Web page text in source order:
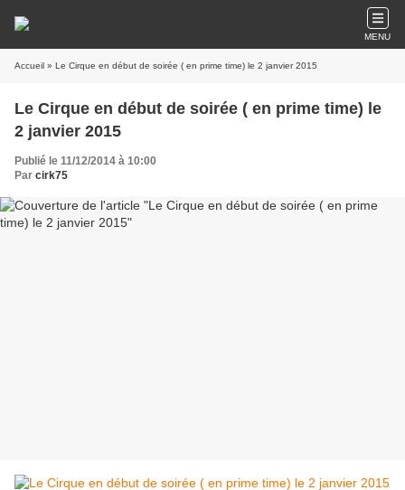
MENU
Accueil » Le Cirque en début de soirée ( en prime time) le 2 janvier 2015
Le Cirque en début de soirée ( en prime time) le
2 janvier 2015
Publié le 11/12/2014 à 10:00
Par cirk75